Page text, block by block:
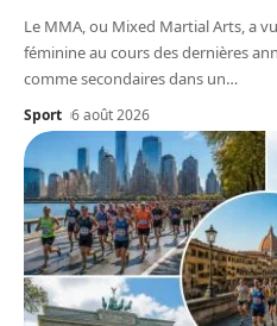
Le MMA, ou Mixed Martial Arts, a
féminine au cours des dernières
comme secondaires dans un…
Sport 6 août 2026